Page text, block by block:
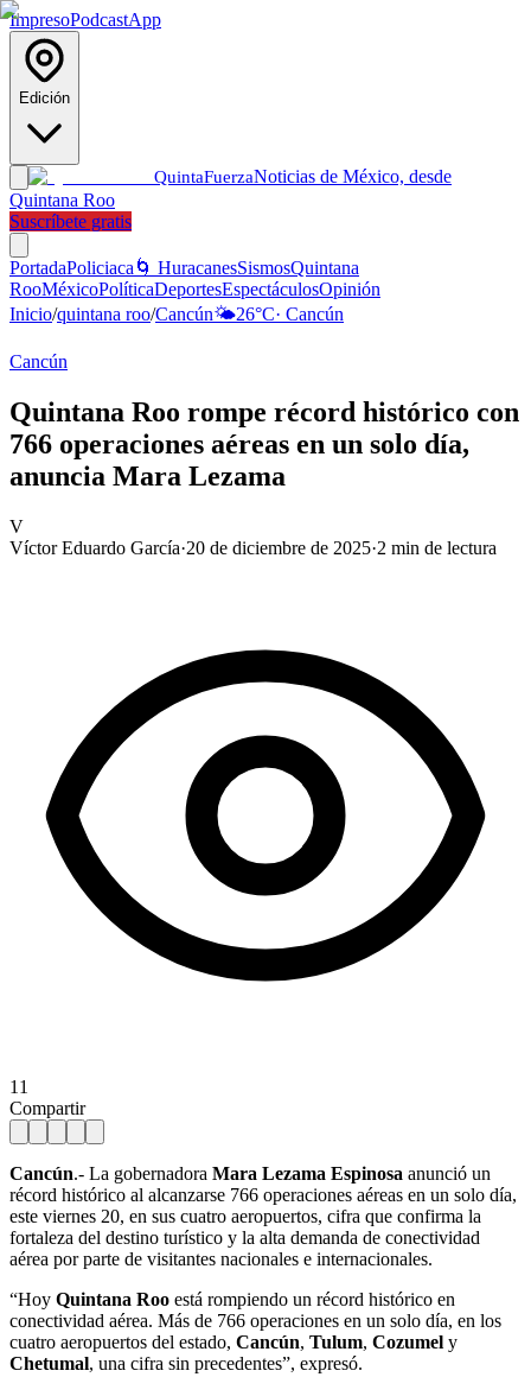
ImpresoPodcastApp
Edición
QuintaFuerzaNoticias de México, desde
Quintana Roo
Suscríbete gratis
PortadaPoliciaca 🌀 HuracanesSismosQuintana
RooMéxicoPolíticaDeportesEspectáculosOpinión
Inicio/quintana roo/Cancún🌤️26°C· Cancún
Cancún
Quintana Roo rompe récord histórico con
766 operaciones aéreas en un solo día,
anuncia Mara Lezama
V
Víctor Eduardo García·20 de diciembre de 2025·2 min de lectura
11
Compartir
Cancún.- La gobernadora Mara Lezama Espinosa anunció un
récord histórico al alcanzarse 766 operaciones aéreas en un solo día,
este viernes 20, en sus cuatro aeropuertos, cifra que confirma la
fortaleza del destino turístico y la alta demanda de conectividad
aérea por parte de visitantes nacionales e internacionales.
“Hoy Quintana Roo está rompiendo un récord histórico en
conectividad aérea. Más de 766 operaciones en un solo día, en los
cuatro aeropuertos del estado, Cancún, Tulum, Cozumel y
Chetumal, una cifra sin precedentes”, expresó.